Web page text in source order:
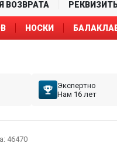
ВОЗВРАТА
НОСКИ
Экспертно
Нам 16 лет
46470